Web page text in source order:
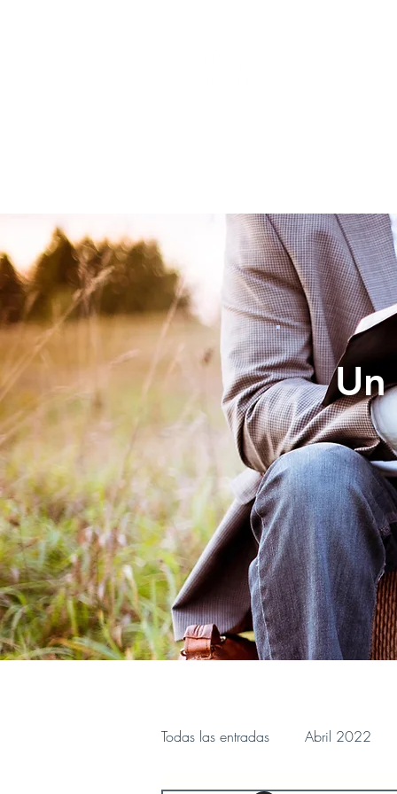
Todas las entradas Abril 2022